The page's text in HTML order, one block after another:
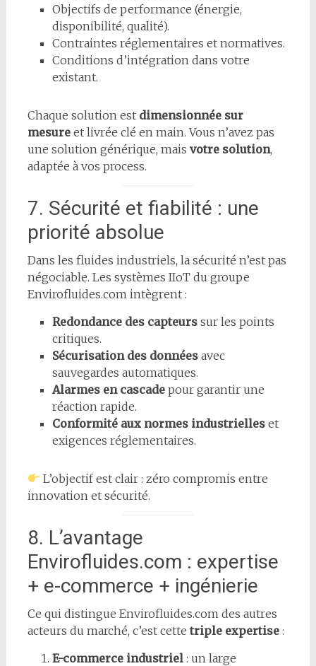
Objectifs de performance (énergie,
disponibilité, qualité).
Contraintes réglementaires et normatives.
Conditions d’intégration dans votre
existant.
Chaque solution est dimensionnée sur
mesureet livrée clé en main. Vous n’avez pas
une solution générique, mais votre solution,
adaptée à vos process.
7. Sécurité et fiabilité : une
priorité absolue
Dans les fluides industriels, la sécurité n’est pas
négociable. Les systèmes IIoT du groupe
Envirofluides.com intègrent :
Redondance des capteurssur les points
critiques.
Sécurisation des donnéesavec
sauvegardes automatiques.
Alarmes en cascadepour garantir une
réaction rapide.
Conformité aux normes industrielleset
exigences réglementaires.
L’objectif est clair : zéro compromis entre
innovation et sécurité.
8. L’avantage
Envirofluides.com : expertise
+ e-commerce + ingénierie
Ce qui distingue Envirofluides.com des autres
acteurs du marché, c’est cettetriple expertise:
E-commerce industriel: un large